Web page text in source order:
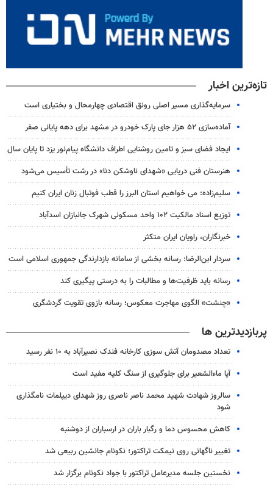
تازه‌ترین اخبار
سرمایه‌گذاری مسیر اصلی رونق اقتصادی چهارمحال و بختیاری است
آماده‌سازی ۵۲ هزار جای پارک خودرو در مشهد برای دهه پایانی صفر
ایجاد فضای سبز و تامین روشنایی اطراف دانشگاه پیام‌نور یزد تا پایان سال
هنرستان فنی دریایی «شهدای ناوشکن دنا» در رشت تأسیس می‌شود
سلیم‌زاده: می خواهیم استان البرز را قطب فوتبال زنان ایران کنیم
توزیع اسناد مالکیت ۱۰۲ واحد مسکونی شهرک جانبازان اسدآباد
خبرنگاران، راویان ایران متکثر
سردار ابن‌الرضا: رسانه بخشی از سامانه بازدارندگی جمهوری اسلامی است
رسانه باید ظرفیت‌ها و مطالبات را به درستی پیگیری کند
«چنشت» الگوی مهاجرت معکوس؛ رسانه بازوی تقویت گردشگری
پربازدیدترین ها
تعداد مصدومان آتش سوزی کارخانه فندک نصیرآباد به ۱۰ نفر رسید
آیا ماءالشعیر برای جلوگیری از سنگ کلیه مفید است
سالروز شهادت شهید محمد ناصر ناصری روز شهدای دیپلمات نامگذاری
شود
کاهش محسوس دما و رگبار باران در ارسباران از دوشنبه
تغییر ناگهانی روی نیمکت تراکتور؛ نکونام جانشین ربیعی شد
نخستین جلسه مدیرعامل تراکتور با جواد نکونام برگزار شد